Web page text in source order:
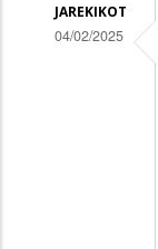
JAREKIKOT
04/02/2025